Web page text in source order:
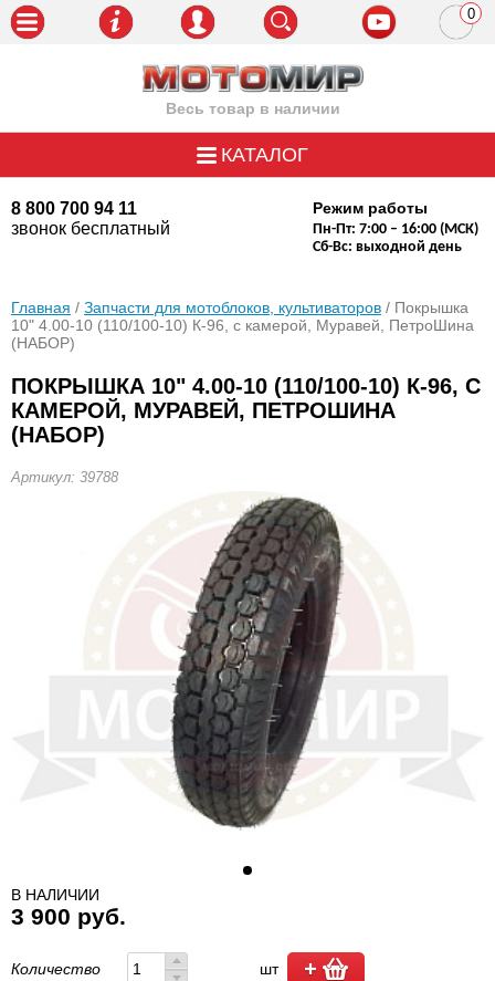
Весь товар в наличии
8 800 700 94 11
звонок бесплатный
Режим работы
Пн-Пт: 7:00 – 16:00 (МСК)
Сб-Вс: выходной день
0
КАТАЛОГ
Главная / Запчасти для мотоблоков, культиваторов / Покрышка
10" 4.00-10 (110/100-10) К-96, с камерой, Муравей, ПетроШина
(НАБОР)
ПОКРЫШКА 10" 4.00-10 (110/100-10) К-96, С
КАМЕРОЙ, МУРАВЕЙ, ПЕТРОШИНА
(НАБОР)
Артикул: 39788
В НАЛИЧИИ
3 900 руб.
Количество шт